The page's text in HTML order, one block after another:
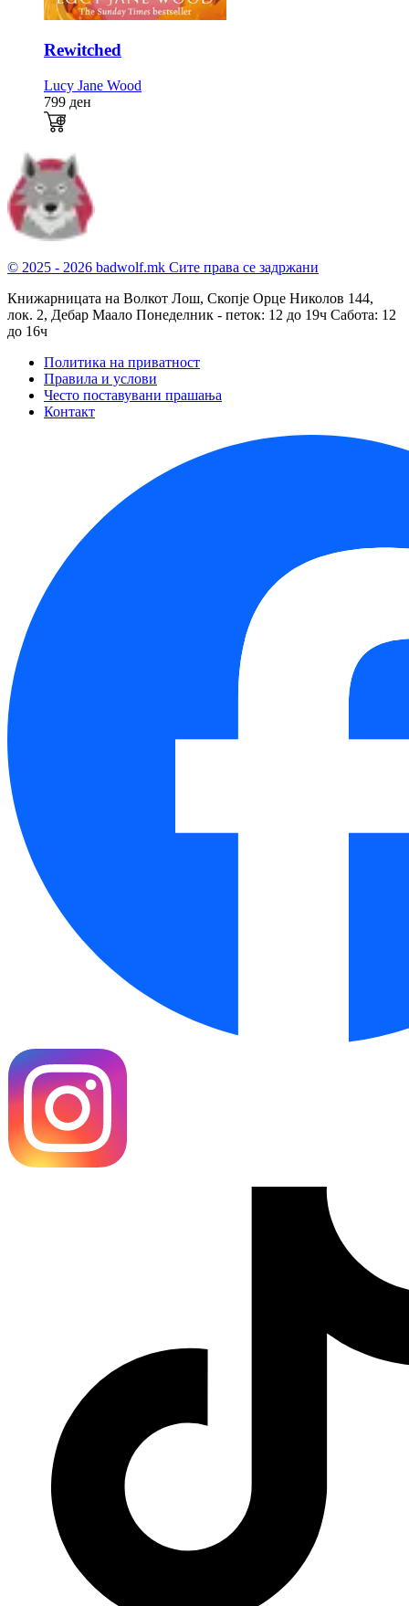
Rewitched
Lucy Jane Wood
799 ден
© 2025 - 2026 badwolf.mk Сите права се задржани
Книжарницата на Волкот Лош, Скопје Орце Николов 144,
лок. 2, Дебар Маало Понеделник - петок: 12 до 19ч Сабота: 12
до 16ч
Политика на приватност
Правила и услови
Често поставувани прашања
Контакт